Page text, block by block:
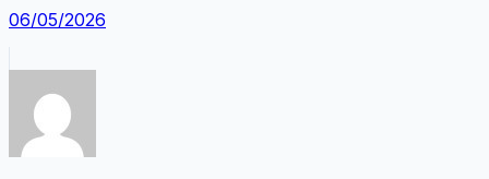
06/05/2026